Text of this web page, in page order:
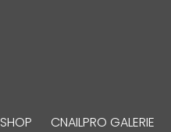
SHOP CNAILPRO GALERIE